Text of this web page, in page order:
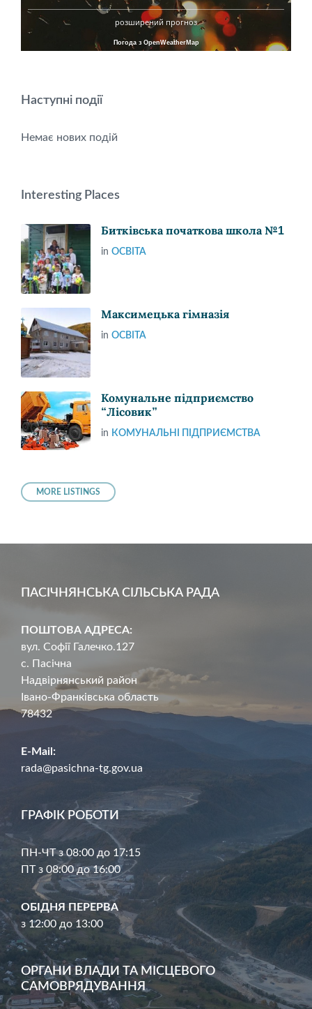
розширений прогноз
Погода з OpenWeatherMap
Наступні події
Немає нових подій
Interesting Places
Битківська початкова школа №1
in ОСВІТА
Максимецька гімназія
in ОСВІТА
Комунальне підприємство
“Лісовик”
in КОМУНАЛЬНІ ПІДПРИЄМСТВА
MORE LISTINGS
ПАСІЧНЯНСЬКА СІЛЬСЬКА РАДА
ПОШТОВА АДРЕСА:
вул. Софії Галечко.127
с. Пасічна
Надвірнянський район
Івано-Франківська область
78432
E-Mail:
rada@pasichna-tg.gov.ua
ГРАФІК РОБОТИ
ПН-ЧТ з 08:00 до 17:15
ПТ з 08:00 до 16:00
ОБІДНЯ ПЕРЕРВА
з 12:00 до 13:00
ОРГАНИ ВЛАДИ ТА МІСЦЕВОГО
САМОВРЯДУВАННЯ